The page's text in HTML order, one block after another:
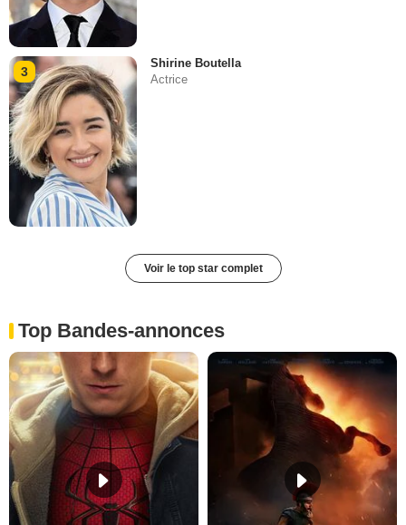
3
Shirine Boutella
Actrice
Voir le top star complet
Top Bandes-annonces